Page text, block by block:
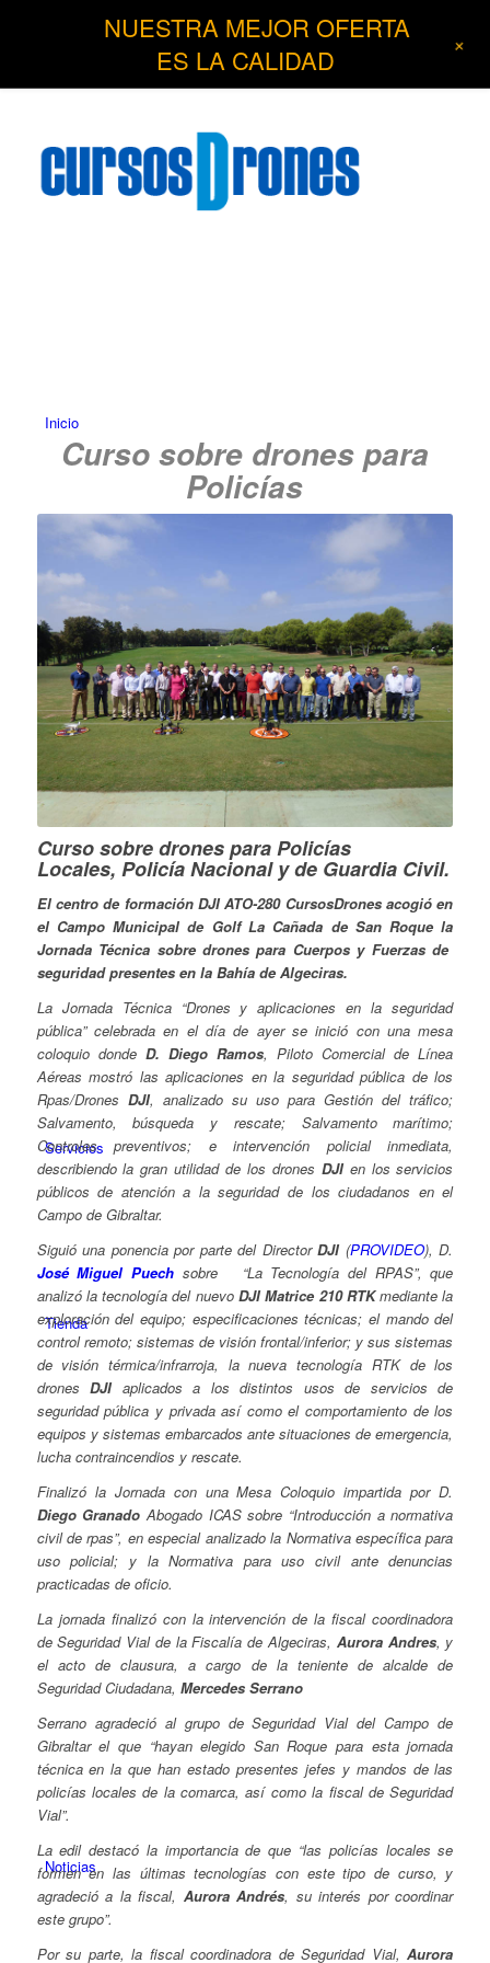
Inicio
Servicios
Tienda
Noticias
Curso sobre drones para
Policías
Curso sobre drones para Policías
Locales, Policía Nacionaly de Guardia Civil.
El centro de formación DJI ATO-280 CursosDrones acogió en
el Campo Municipal de Golf La Cañada de San Roque la
Jornada Técnica sobre drones para Cuerpos y Fuerzas de
seguridad presentes en la Bahía de Algeciras.
La Jornada Técnica “Drones y aplicaciones en la seguridad
pública” celebrada en el día de ayer se inició con una mesa
coloquio donde D. Diego Ramos, Piloto Comercial de Línea
Aéreas mostró las aplicaciones en la seguridad pública de los
Rpas/Drones DJI, analizado su uso para Gestión del tráfico;
Salvamento, búsqueda y rescate; Salvamento marítimo;
Controles preventivos; e intervención policial inmediata,
describiendo la gran utilidad de los drones DJIen los servicios
públicos de atención a la seguridad de los ciudadanos en el
Campo de Gibraltar.
Siguió una ponencia por parte del DirectorDJI(PROVIDEO), D.
José Miguel Puechsobre “La Tecnología del RPAS”, que
analizó la tecnología del nuevo DJI Matrice 210 RTKmediante la
exploración del equipo; especificaciones técnicas; el mando del
control remoto; sistemas de visión frontal/inferior; y sus sistemas
de visión térmica/infrarroja, la nueva tecnología RTK de los
dronesDJIaplicados a los distintos usos de servicios de
seguridad pública y privada así como el comportamiento de los
equipos y sistemas embarcados ante situaciones de emergencia,
lucha contraincendios y rescate.
Finalizó la Jornada con una Mesa Coloquio impartida por D.
Diego Granado Abogado ICAS sobre “Introducción a normativa
civil de rpas”, en especial analizado la Normativa específica para
uso policial; y la Normativa para uso civil ante denuncias
practicadas de oficio.
La jornada finalizó con la intervención de la fiscal coordinadora
de Seguridad Vial de la Fiscalía de Algeciras, Aurora Andres, y
el acto de clausura, a cargo de la teniente de alcalde de
Seguridad Ciudadana, Mercedes Serrano
Serrano agradeció al grupo de Seguridad Vial del Campo de
Gibraltar el que “hayan elegido San Roque para esta jornada
técnica en la que han estado presentes jefes y mandos de las
policías locales de la comarca, así como la fiscal de Seguridad
Vial”.
La edil destacó la importancia de que “las policías locales se
formen en las últimas tecnologías con este tipo de curso, y
agradeció a la fiscal, Aurora Andrés, su interés por coordinar
este grupo”.
Por su parte, la fiscal coordinadora de Seguridad Vial,Aurora
NUESTRA MEJOR OFERTA
ES LA CALIDAD
+